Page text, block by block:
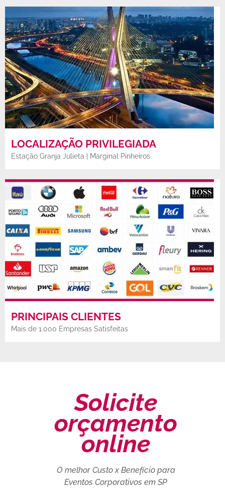
LOCALIZAÇÃO PRIVILEGIADA
Estação Granja Julieta | Marginal Pinheiros
PRINCIPAIS CLIENTES
Mais de 1.000 Empresas Satisfeitas
Solicite
orçamento
online
O melhor Custo x Benefício para
Eventos Corporativos em SP